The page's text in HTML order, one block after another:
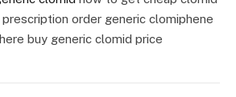
order generic clomiphene
buy generic clomid price